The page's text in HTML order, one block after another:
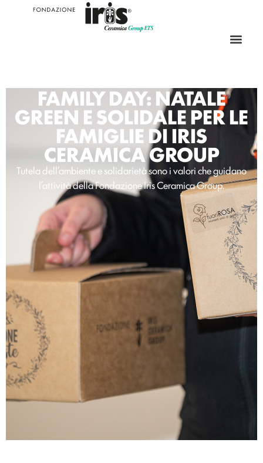
FAMILY DAY: NATALE
GREEN E SOLIDALE PER LE
FAMIGLIE DI IRIS
CERAMICA GROUP
Tutela dell’ambiente e solidarietà sono i valori che guidano
l’attività della Fondazione Iris Ceramica Group.